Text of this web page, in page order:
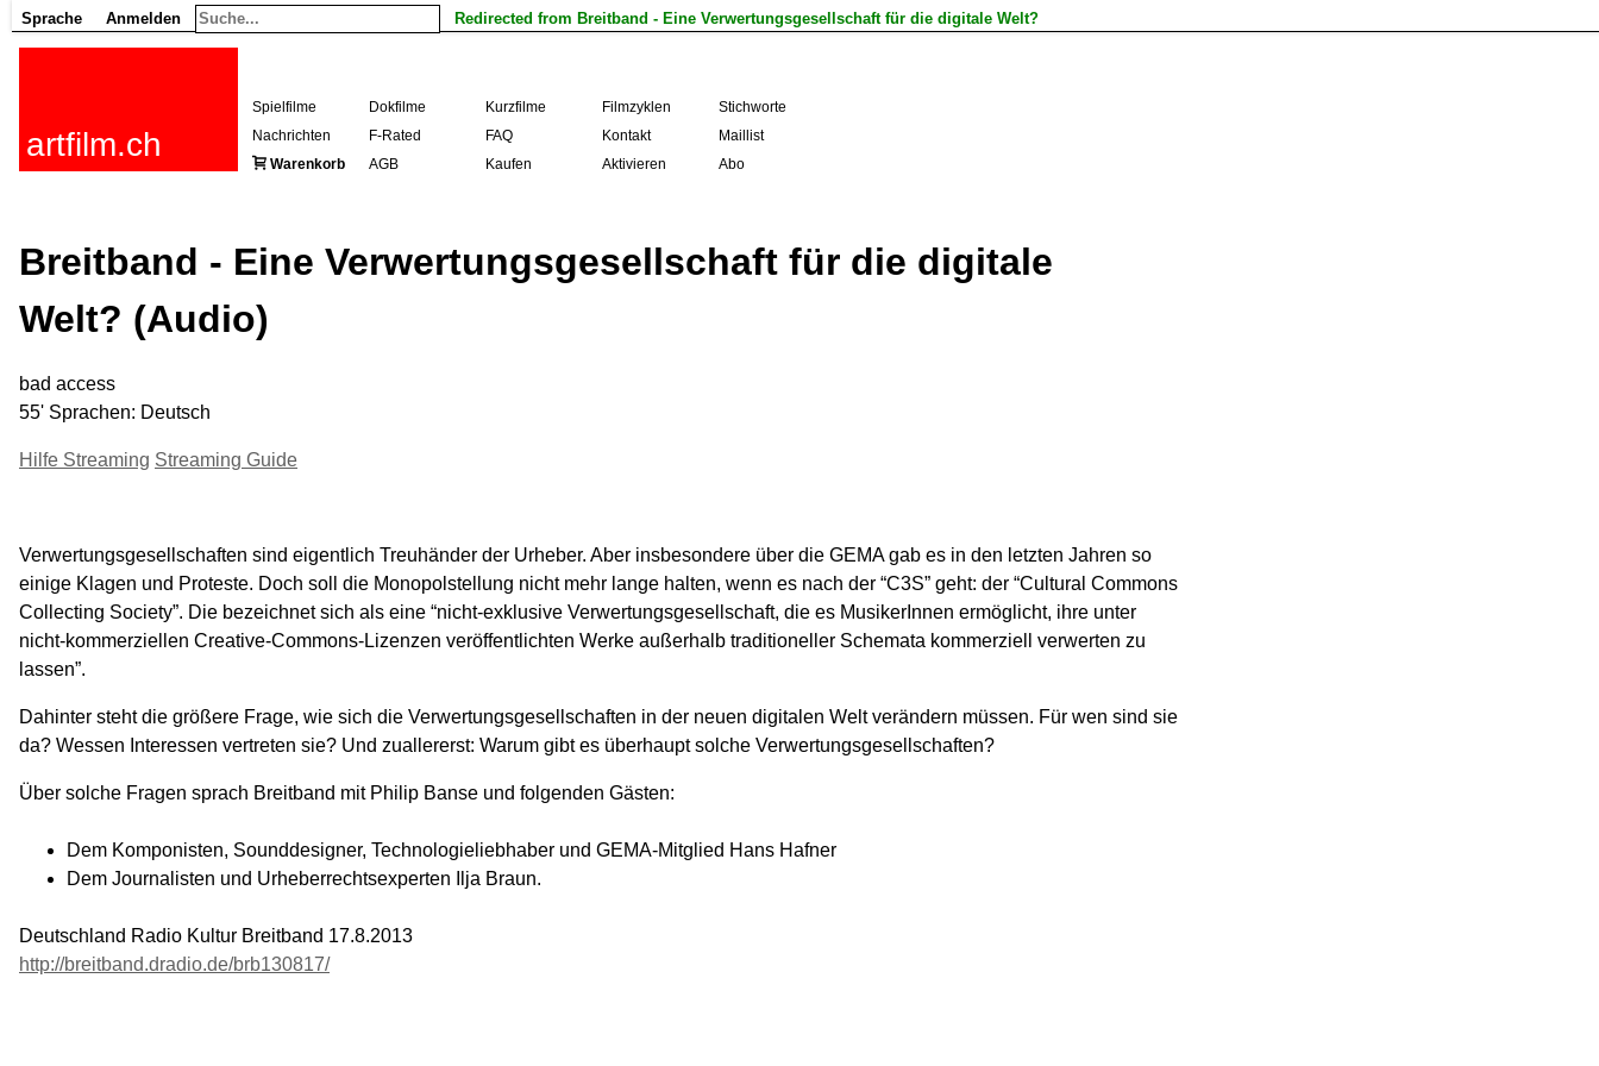
Sprache Anmelden Redirected from Breitband - Eine Verwertungsgesellschaft für die digitale Welt?
artfilm.ch
Spielfilme Dokfilme Kurzfilme Filmzyklen
Stichworte
Nachrichten
F-Rated FAQ Kontakt
Maillist
Warenkorb
AGB Kaufen Aktivieren Abo
Breitband - Eine Verwertungsgesellschaft für die digitale
Welt? (Audio)
bad access
55' Sprachen: Deutsch
Hilfe Streaming Streaming Guide
Verwertungsgesellschaften sind eigentlich Treuhänder der Urheber. Aber insbesondere über die GEMA gab es in den letzten Jahren so
einige Klagen und Proteste. Doch soll die Monopolstellung nicht mehr lange halten, wenn es nach der “C3S” geht: der “Cultural Commons
Collecting Society”. Die bezeichnet sich als eine “nicht-exklusive Verwertungsgesellschaft, die es MusikerInnen ermöglicht, ihre unter
nicht-kommerziellen Creative-Commons-Lizenzen veröffentlichten Werke außerhalb traditioneller Schemata kommerziell verwerten zu
lassen”.
Dahinter steht die größere Frage, wie sich die Verwertungsgesellschaften in der neuen digitalen Welt verändern müssen. Für wen sind sie
da? Wessen Interessen vertreten sie? Und zuallererst: Warum gibt es überhaupt solche Verwertungsgesellschaften?
Über solche Fragen sprach Breitband mit Philip Banse und folgenden Gästen:
Dem Komponisten, Sounddesigner, Technologieliebhaber und GEMA-Mitglied Hans Hafner
Dem Journalisten und Urheberrechtsexperten Ilja Braun.
Deutschland Radio Kultur Breitband 17.8.2013
http://breitband.dradio.de/brb130817/